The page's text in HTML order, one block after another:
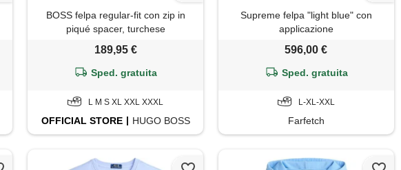
BOSS felpa regular-fit con zip in
piqué spacer, turchese
189,95 €
Sped. gratuita
L M S XL XXL XXXL
OFFICIAL STORE HUGO BOSS
Supreme felpa "light blue" con
applicazione
596,00 €
Sped. gratuita
L-XL-XXL
Farfetch